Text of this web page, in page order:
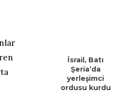
İsrail, Batı
Şeria’da
yerleşimci
ordusu kurdu